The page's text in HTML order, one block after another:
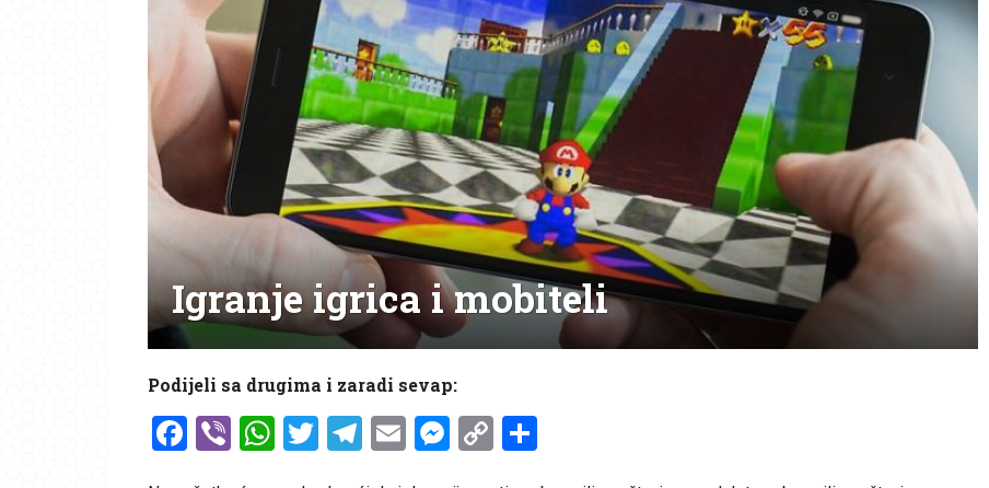
Igranje igrica i mobiteli
Podijeli sa drugima i zaradi sevap:
Facebook
ViberWhatsApp
Twitter
Telegram
EmailMessenger
CopyShare